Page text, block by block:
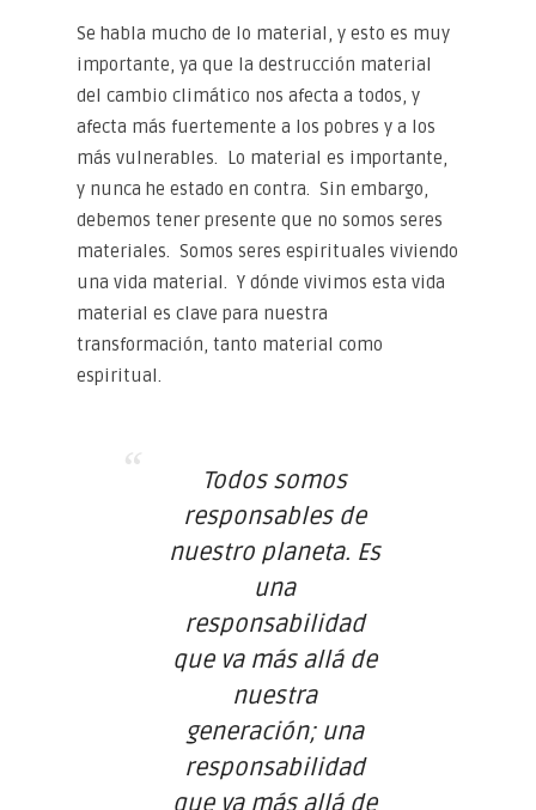
Se habla mucho de lo material, y esto es muy
importante, ya que la destrucción material
del cambio climático nos afecta a todos, y
afecta más fuertemente a los pobres y a los
más vulnerables. Lo material es importante,
y nunca he estado en contra. Sin embargo,
debemos tener presente que no somos seres
materiales. Somos seres espirituales viviendo
una vida material. Y dónde vivimos esta vida
material es clave para nuestra
transformación, tanto material como
espiritual.
Todos somos
responsables de
nuestro planeta. Es
una
responsabilidad
que va más allá de
nuestra
generación; una
responsabilidad
que va más allá de